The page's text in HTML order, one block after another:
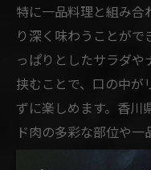
特に一品料理と組み合
り深く味わうことがで
っぱりとしたサラダ
挟むことで、口の中が
ずに楽しめます。香川
ド肉の多彩な部位や
比べるのがおすすめで